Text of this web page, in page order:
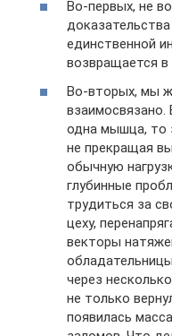
Во-первых, не
единственной
возвращается в
Во-вторых, мы
взаимосвязано.
одна мышца, то
не прекращая
обычную
глубинные
трудиться за
цеху,
векторы
через
не только
появилась